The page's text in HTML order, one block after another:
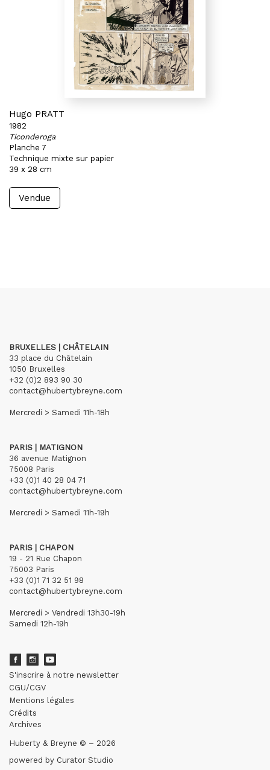
Hugo PRATT
1982
Ticonderoga
Planche 7
Technique mixte sur papier
39 x 28 cm
Vendue
BRUXELLES | CHÂTELAIN
33 place du Châtelain
1050 Bruxelles
+32 (0)2 893 90 30
contact@hubertybreyne.com
Mercredi > Samedi 11h-18h
PARIS | MATIGNON
36 avenue Matignon
75008 Paris
+33 (0)1 40 28 04 71
contact@hubertybreyne.com
Mercredi > Samedi 11h-19h
PARIS | CHAPON
19 - 21 Rue Chapon
75003 Paris
+33 (0)1 71 32 51 98
contact@hubertybreyne.com
Mercredi > Vendredi 13h30-19h
Samedi 12h-19h
S'inscrire à notre newsletter
CGU/CGV
Mentions légales
Crédits
Archives
Huberty & Breyne © – 2026
powered by Curator Studio